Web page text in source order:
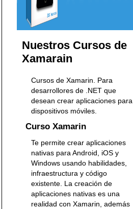
Nuestros Cursos de
Xamarain
Cursos de Xamarin. Para
desarrollores de .NET que
desean crear aplicaciones para
dispositivos móviles.
Curso Xamarin
Te permite crear aplicaciones
nativas para Android, iOS y
Windows usando habilidades,
infraestructura y código
existente. La creación de
aplicaciones nativas es una
realidad con Xamarin, además